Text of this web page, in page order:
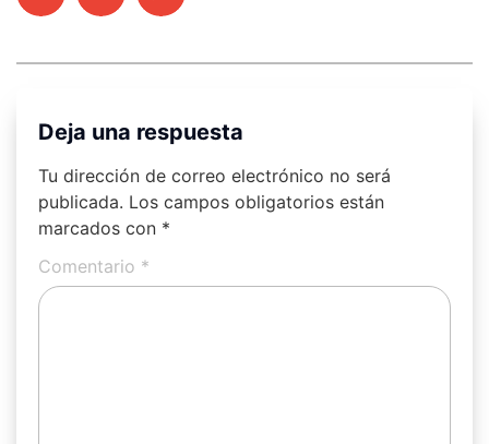
Deja una respuesta
Tu dirección de correo electrónico no será
publicada. Los campos obligatorios están
marcados con *
Comentario *